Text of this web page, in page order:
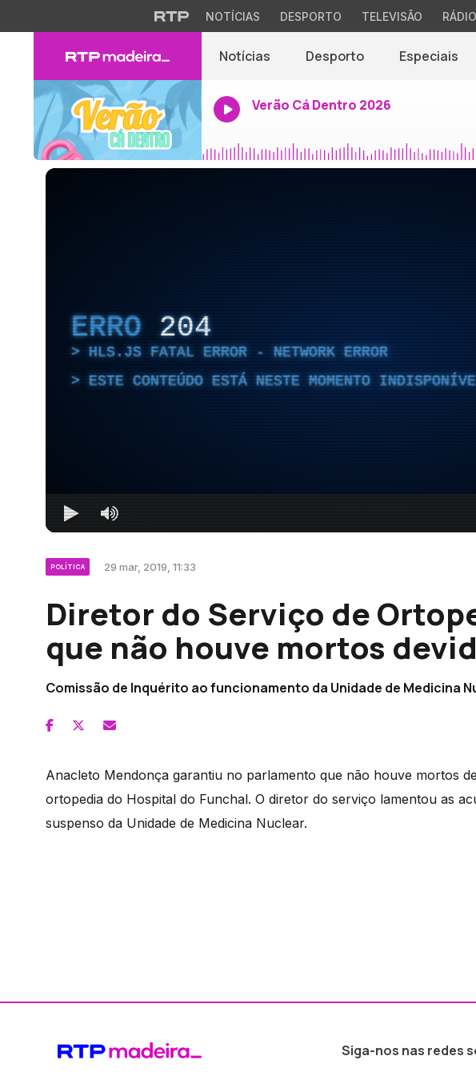
NOTÍCIAS DESPORTO TELEVISÃO RÁDIO
Notícias Desporto Especiais
Verão Cá Dentro 2026
ERRO 204
HLS.JS FATAL ERROR - NETWORK ERROR
ESTE CONTEÚDO ESTÁ NESTE MOMENTO
POLÍTICA 29 mar, 2019, 11:33
Diretor do Serviço de
que não houve mortos
Comissão de Inquérito ao funcionamento da Unidade de Medicina
Anacleto Mendonça garantiu no parlamento que não houve mortos
ortopedia do Hospital do Funchal. O diretor do serviço lamentou as
suspenso da Unidade de Medicina Nuclear.
Siga-nos nas redes